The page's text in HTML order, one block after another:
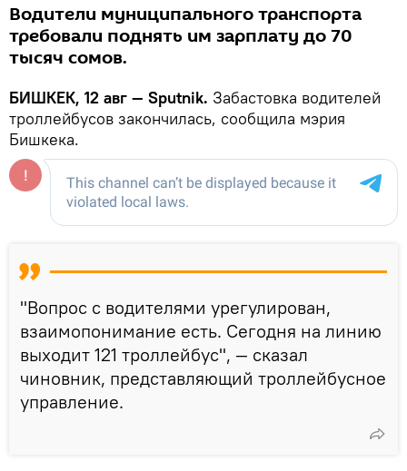
Водители муниципального транспорта
требовали поднять им зарплату до 70
тысяч сомов.
БИШКЕК, 12 авг — Sputnik. Забастовка водителей
троллейбусов закончилась, сообщила мэрия
Бишкека.
"Вопрос с водителями урегулирован,
взаимопонимание есть. Сегодня на линию
выходит 121 троллейбус", — сказал
чиновник, представляющий троллейбусное
управление.